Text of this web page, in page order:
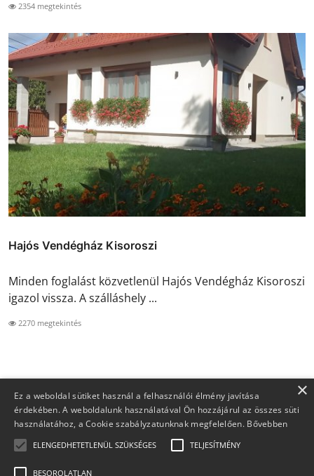
2354 megtekintés
Hajós Vendégház Kisoroszi
Minden foglalást közvetlenül Hajós Vendégház Kisoroszi
igazol vissza. A szálláshely ...
2270 megtekintés
×
Ez a weboldal sütiket használ a felhasználói élmény javítása
érdekében. A weboldalunk használatával Ön hozzájárul az összes süti
használatához, a Cookie szabályzatunknak megfelelően. Bővebben
ELENGEDHETETLENÜL SZÜKSÉGES TELJESÍTMÉNY
BESOROLATLAN